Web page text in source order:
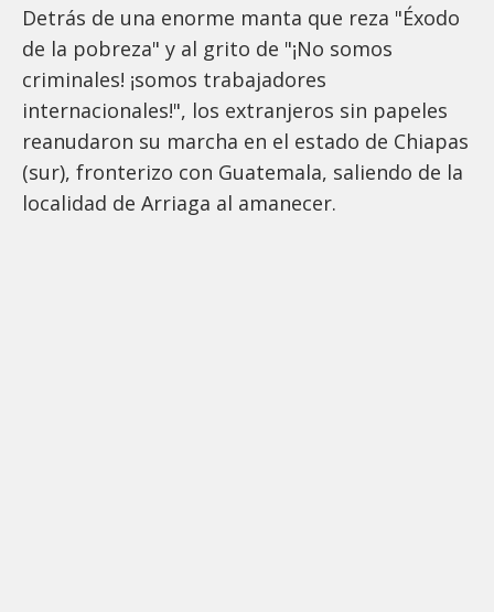
Detrás de una enorme manta que reza "Éxodo
de la pobreza" y al grito de "¡No somos
criminales! ¡somos trabajadores
internacionales!", los extranjeros sin papeles
reanudaron su marcha en el estado de Chiapas
(sur), fronterizo con Guatemala, saliendo de la
localidad de Arriaga al amanecer.